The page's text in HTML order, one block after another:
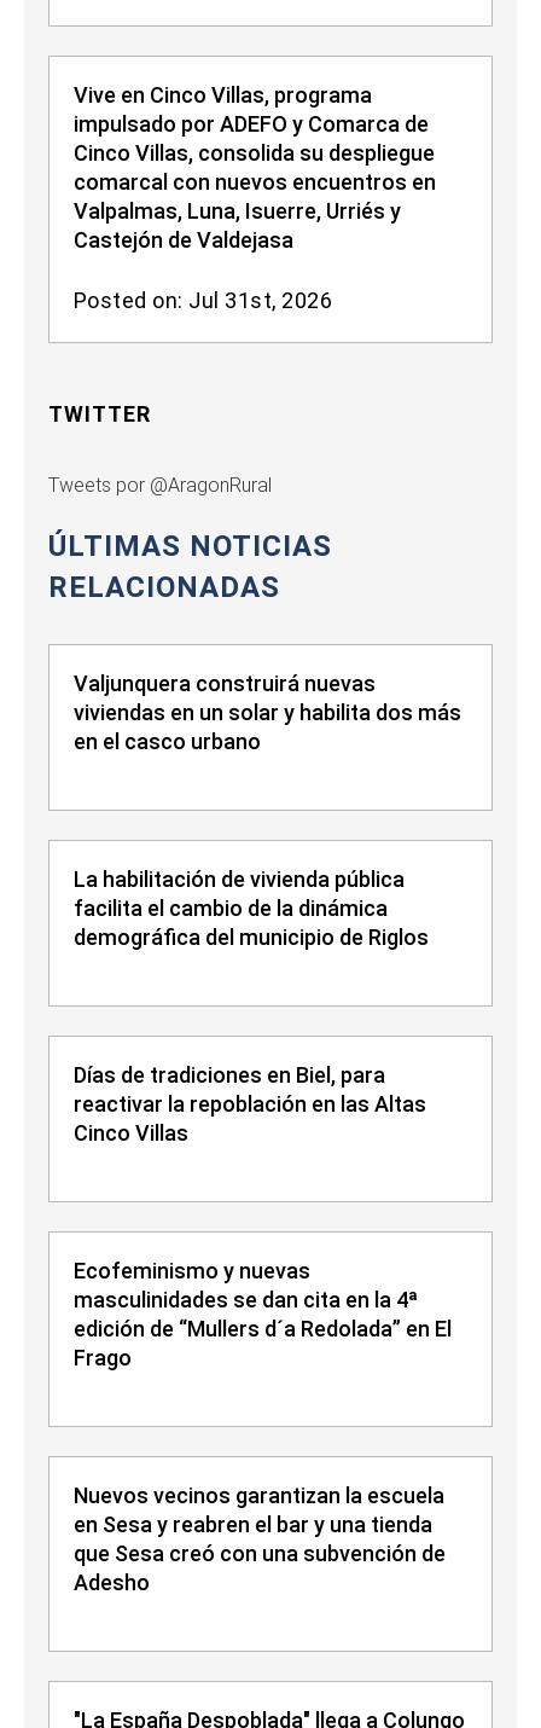
Vive en Cinco Villas, programa
impulsado por ADEFO y Comarca de
Cinco Villas, consolida su despliegue
comarcal con nuevos encuentros en
Valpalmas, Luna, Isuerre, Urriés y
Castejón de Valdejasa
Posted on: Jul 31st, 2026
TWITTER
Tweets por @AragonRural
ÚLTIMAS NOTICIAS
RELACIONADAS
Valjunquera construirá nuevas
viviendas en un solar y habilita dos más
en el casco urbano
La habilitación de vivienda pública
facilita el cambio de la dinámica
demográfica del municipio de Riglos
Días de tradiciones en Biel, para
reactivar la repoblación en las Altas
Cinco Villas
Ecofeminismo y nuevas
masculinidades se dan cita en la 4ª
edición de “Mullers d´a Redolada” en El
Frago
Nuevos vecinos garantizan la escuela
en Sesa y reabren el bar y una tienda
que Sesa creó con una subvención de
Adesho
"La España Despoblada" llega a Colungo